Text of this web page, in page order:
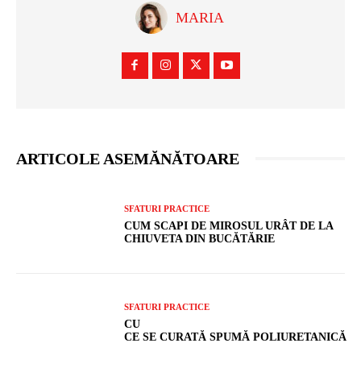
MARIA
ARTICOLE ASEMĂNĂTOARE
SFATURI PRACTICE
CUM SCAPI DE MIROSUL URÂT DE LA
CHIUVETA DIN BUCĂTĂRIE
SFATURI PRACTICE
CU
CE SE CURATĂ SPUMĂ POLIURETANICĂ